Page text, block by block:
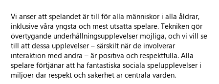
Vi anser att spelandet är till för alla människor i alla åldrar,
inklusive våra yngsta och mest utsatta spelare. Tekniken gör
övertygande underhållningsupplevelser möjliga, och vi vill se
till att dessa upplevelser – särskilt när de involverar
interaktion med andra – är positiva och respektfulla. Alla
spelare förtjänar att ha fantastiska sociala spelupplevelser i
miljöer där respekt och säkerhet är centrala värden.